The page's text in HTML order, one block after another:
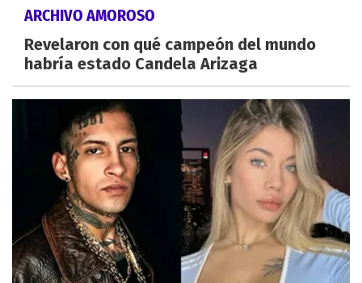
ARCHIVO AMOROSO
Revelaron con qué campeón del mundo
habría estado Candela Arizaga